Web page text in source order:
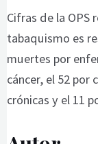
Cifras de la OPS
tabaquismo es
muertes por
cáncer, el 52
crónicas y el 11